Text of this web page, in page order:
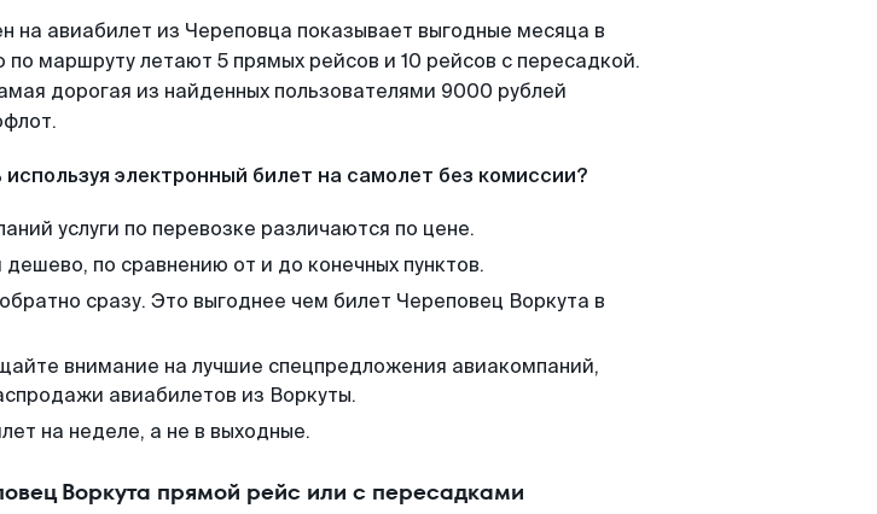
на авиабилет из Череповца показывает выгодные месяца в
маршруту летают 5 прямых рейсов и 10 рейсов с пересадкой.
дорогая из найденных пользователями 9000 рублей
электронный билет на самолет без комиссии?
услуги по перевозке различаются по цене.
по сравнению от и до конечных пунктов.
сразу. Это выгоднее чем билет Череповец Воркута в
внимание на лучшие спецпредложения авиакомпаний,
авиабилетов из Воркуты.
на неделе, а не в выходные.
Воркута прямой рейс или с пересадками